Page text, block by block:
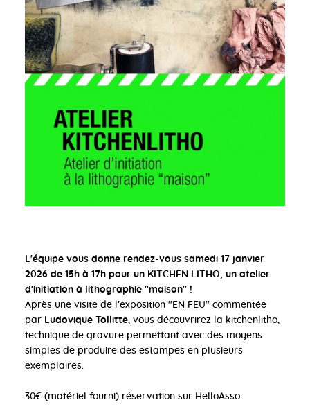
L'équipe vous donne rendez-vous samedi 17 janvier
2026 de 15h à 17h pour un KITCHEN LITHO, un atelier
d'initiation à lithographie ''maison'' !
Après une visite de l’exposition ''EN FEU'' commentée
par Ludovique Tollitte, vous découvrirez la kitchenlitho,
technique de gravure permettant avec des moyens
simples de produire des estampes en plusieurs
exemplaires.
30€ (matériel fourni) réservation sur HelloAsso